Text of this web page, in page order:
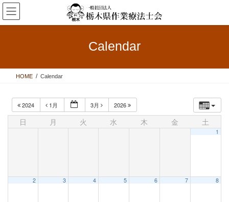
コ
ン
テ
ス
ナ
ビ
ゲ
ン
Calendar
HOME Calendar
2024 1月 3月 2026
日 月 火 水 木 金 土
1
2 3 4 5 6 7 8